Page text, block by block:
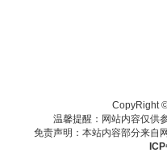
CopyRight
温馨提醒：网站内容仅供
免责声明：本站内容部分来自